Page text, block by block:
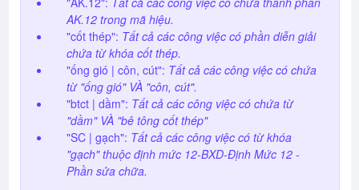
AK.12 trong mã hiệu.
"cốt thép": Tất cả các công việc có phần diễn giải
chứa từ khóa cốt thép.
"ống gió | côn, cút": Tất cả các công việc có chứa
từ "ống gió" VÀ "côn, cút".
"btct | dầm": Tất cả các công việc có chứa từ
"dầm" VÀ "bê tông cốt thép"
"SC | gạch": Tất cả các công việc có từ khóa
"gạch" thuộc định mức 12-BXD-Định Mức 12 -
Phần sửa chữa.